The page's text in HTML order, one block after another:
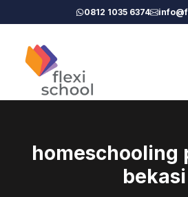
ke
0812 1035 6374
homeschooling
bekasi